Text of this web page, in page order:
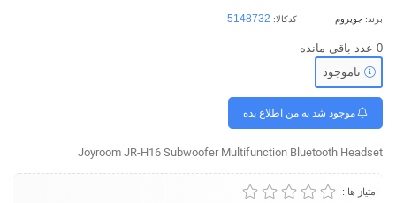
برند: جویروم کدکالا:
0 عدد باقی مانده
ناموجود
موجود شد به من اطلاع بده
Joyroom JR-H16 Subwoofer Multifunction Bluetooth Headset
امتیاز ها :